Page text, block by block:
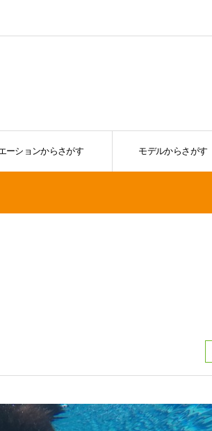
ーションからさがす モデルからさがす